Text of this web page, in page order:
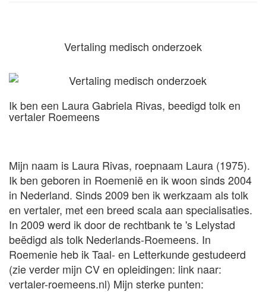
Vertaling medisch onderzoek
Ik ben een Laura Gabriela Rivas, beedigd tolk en
vertaler Roemeens
Mijn naam is Laura Rivas, roepnaam Laura (1975).
Ik ben geboren in Roemenië en ik woon sinds 2004
in Nederland. Sinds 2009 ben ik werkzaam als tolk
en vertaler, met een breed scala aan specialisaties.
In 2009 werd ik door de rechtbank te 's Lelystad
beëdigd als tolk Nederlands-Roemeens. In
Roemenie heb ik Taal- en Letterkunde gestudeerd
(zie verder mijn CV en opleidingen: link naar:
vertaler-roemeens.nl) Mijn sterke punten: